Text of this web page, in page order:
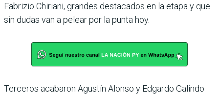
Fabrizio Chiriani, grandes destacados en la etapa y que
sin dudas van a pelear por la punta hoy.
Terceros acabaron Agustín Alonso y Edgardo Galindo